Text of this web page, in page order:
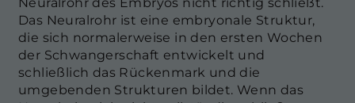
Neuralrohr des Embryos nicht richtig schließt.
Das Neuralrohr ist eine embryonale Struktur,
die sich normalerweise in den ersten Wochen
der Schwangerschaft entwickelt und
schließlich das Rückenmark und die
umgebenden Strukturen bildet. Wenn das